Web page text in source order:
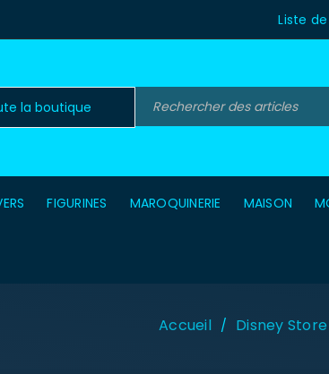
Liste
FIGURINES MAROQUINERIE MAISON
Accueil / Disney Store